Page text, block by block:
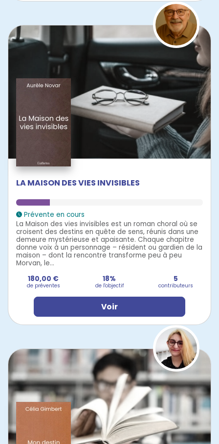
LA MAISON DES VIES INVISIBLES
Prévente en cours
La Maison des vies invisibles est un roman choral où se
croisent des destins en quête de sens, réunis dans une
demeure mystérieuse et apaisante. Chaque chapitre
donne voix à un personnage – résident ou gardien de la
maison – dont la rencontre transforme peu à peu
Morvan, le...
180,00 €
de préventes
18%
de l'objectif
5
contributeurs
Voir